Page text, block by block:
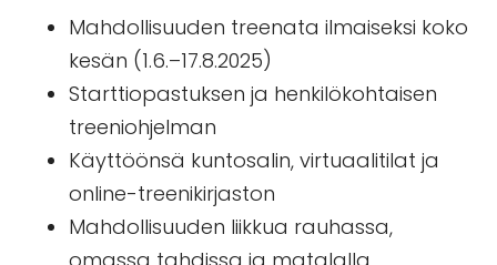
Mahdollisuuden treenata ilmaiseksi koko
kesän (1.6.–17.8.2025)
Starttiopastuksen ja henkilökohtaisen
treeniohjelman
Käyttöönsä kuntosalin, virtuaalitilat ja
online-treenikirjaston
Mahdollisuuden liikkua rauhassa,